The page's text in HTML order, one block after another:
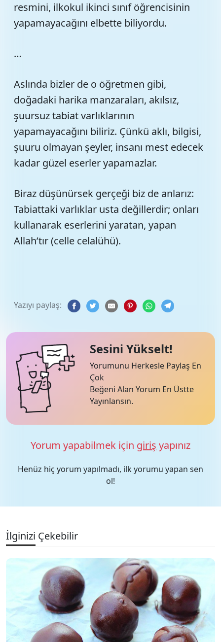
resmini, ilkokul ikinci sınıf öğrencisinin
yapamayacağını elbette biliyordu.
…
Aslında bizler de o öğretmen gibi,
doğadaki harika manzaraları, akılsız,
şuursuz tabiat varlıklarının
yapamayacağını biliriz. Çünkü aklı, bilgisi,
şuuru olmayan şeyler, insanı mest edecek
kadar güzel eserler yapamazlar.
Biraz düşünürsek gerçeği biz de anlarız:
Tabiattaki varlıklar usta değillerdir; onları
kullanarak eserlerini yaratan, yapan
Allah’tır (celle celalühü).
Yazıyı paylaş:
Sesini Yükselt!
Yorumunu Herkesle Paylaş En
Çok
Beğeni Alan Yorum En Üstte
Yayınlansın.
Yorum yapabilmek için giriş yapınız
Henüz hiç yorum yapılmadı, ilk yorumu yapan sen
ol!
İlginizi Çekebilir